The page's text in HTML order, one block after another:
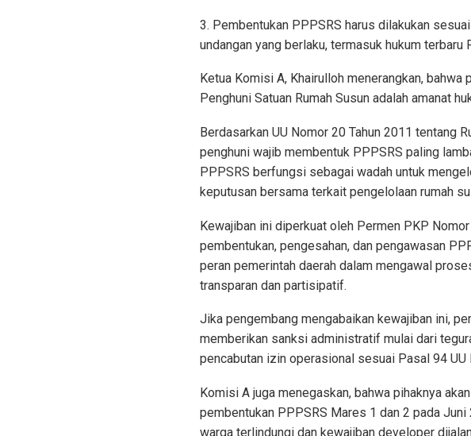
3. Pembentukan PPPSRS harus dilakukan
undangan yang berlaku, termasuk hukum terbaru
Ketua Komisi A, Khairulloh menerangkan,
Penghuni Satuan Rumah Susun adalah amanat
Berdasarkan UU Nomor 20 Tahun 2011 tentang
penghuni wajib membentuk PPPSRS paling
PPPSRS berfungsi sebagai wadah untuk
keputusan bersama terkait pengelolaan rumah
Kewajiban ini diperkuat oleh Permen PKP
pembentukan, pengesahan, dan pengawasan
peran pemerintah daerah dalam mengawal
transparan dan partisipatif.
Jika pengembang mengabaikan kewajiban ini,
memberikan sanksi administratif mulai dari
pencabutan izin operasional sesuai Pasal 94 UU
Komisi A juga menegaskan, bahwa pihaknya
pembentukan PPPSRS Mares 1 dan 2 pada Juni
warga terlindungi dan kewajiban developer